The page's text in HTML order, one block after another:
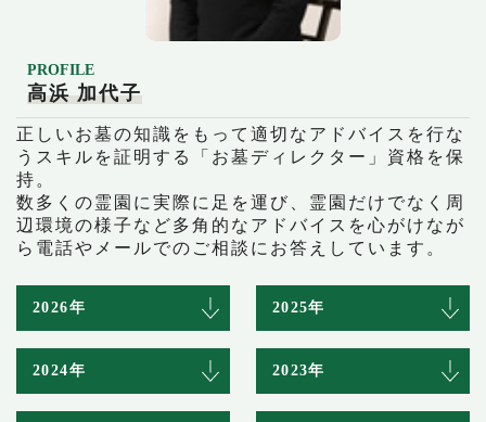
PROFILE
高浜 加代子
正しいお墓の知識をもって適切なアドバイスを行な
うスキルを証明する「お墓ディレクター」資格を保
持。
数多くの霊園に実際に足を運び、霊園だけでなく周
辺環境の様子など多角的なアドバイスを心がけなが
ら電話やメールでのご相談にお答えしています。
2026年 2025年
2024年 2023年